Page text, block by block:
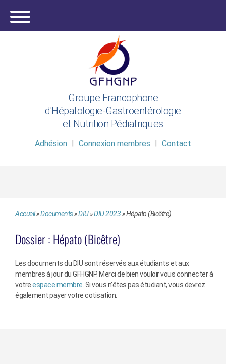
Groupe Francophone
d'Hépatologie-Gastroentérologie
et Nutrition Pédiatriques
Adhésion Connexion membres Contact
Accueil»Documents»DIU»DIU 2023»Hépato (Bicêtre)
Dossier : Hépato (Bicêtre)
Les documents du DIU sont réservés aux étudiants et aux
membres à jour du GFHGNP. Merci de bien vouloir vous connecter à
votreespace membre. Si vous n’êtes pas étudiant, vous devrez
également payer votre cotisation.